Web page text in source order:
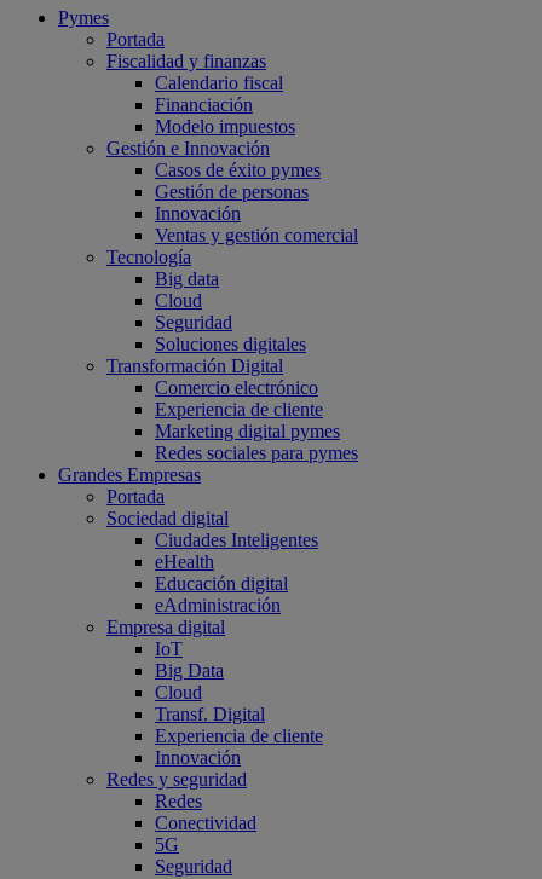
Pymes
Portada
Fiscalidad y finanzas
Calendario fiscal
Financiación
Modelo impuestos
Gestión e Innovación
Casos de éxito pymes
Gestión de personas
Innovación
Ventas y gestión comercial
Tecnología
Big data
Cloud
Seguridad
Soluciones digitales
Transformación Digital
Comercio electrónico
Experiencia de cliente
Marketing digital pymes
Redes sociales para pymes
Grandes Empresas
Portada
Sociedad digital
Ciudades Inteligentes
eHealth
Educación digital
eAdministración
Empresa digital
IoT
Big Data
Cloud
Transf. Digital
Experiencia de cliente
Innovación
Redes y seguridad
Redes
Conectividad
5G
Seguridad